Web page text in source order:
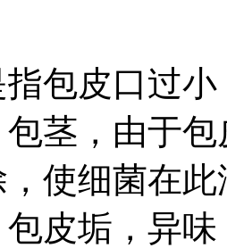
皮口过小
茎，由于
使细菌在
皮垢，异